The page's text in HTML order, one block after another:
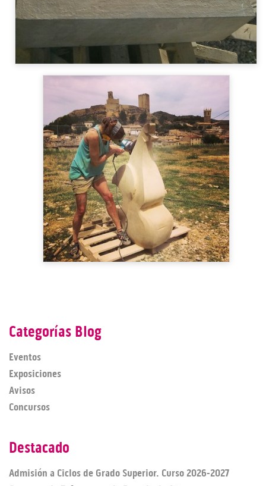
Categorías Blog
Eventos
Exposiciones
Avisos
Concursos
Destacado
Admisión a Ciclos de Grado Superior. Curso 2026-2027